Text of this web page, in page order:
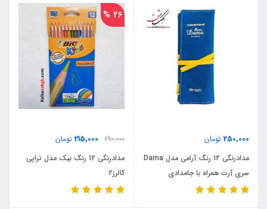
250,000 تومان
مدادرنگی 12 رنگ آرامی مدل Dama
سری آرت همراه با جامدادی
پارچه‌ای
26 %
290,000
215,000 تومان
مدادرنگی 12 رنگ بیک مدل تراپی
کالرز۲